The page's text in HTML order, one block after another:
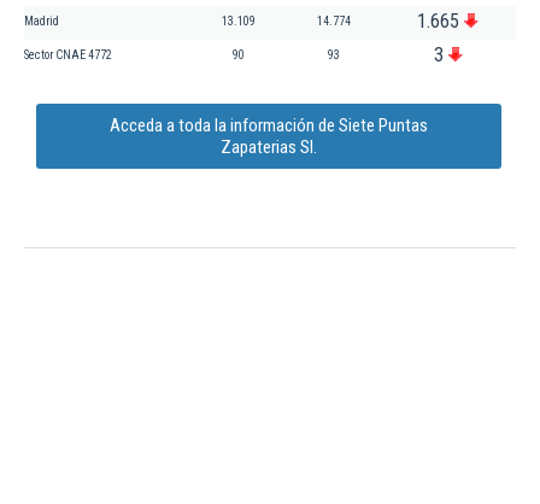
Madrid 13.109 14.774 1.665
Sector CNAE 4772 90 93 3
Acceda a toda la información de Siete Puntas
Zapaterias Sl.